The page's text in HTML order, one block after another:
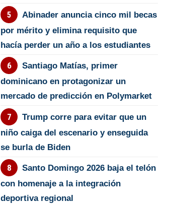
Abinader anuncia cinco mil becas
por mérito y elimina requisito que
hacía perder un año a los estudiantes
Santiago Matías, primer
dominicano en protagonizar un
mercado de predicción en Polymarket
Trump corre para evitar que un
niño caiga del escenario y enseguida
se burla de Biden
Santo Domingo 2026 baja el telón
con homenaje a la integración
deportiva regional